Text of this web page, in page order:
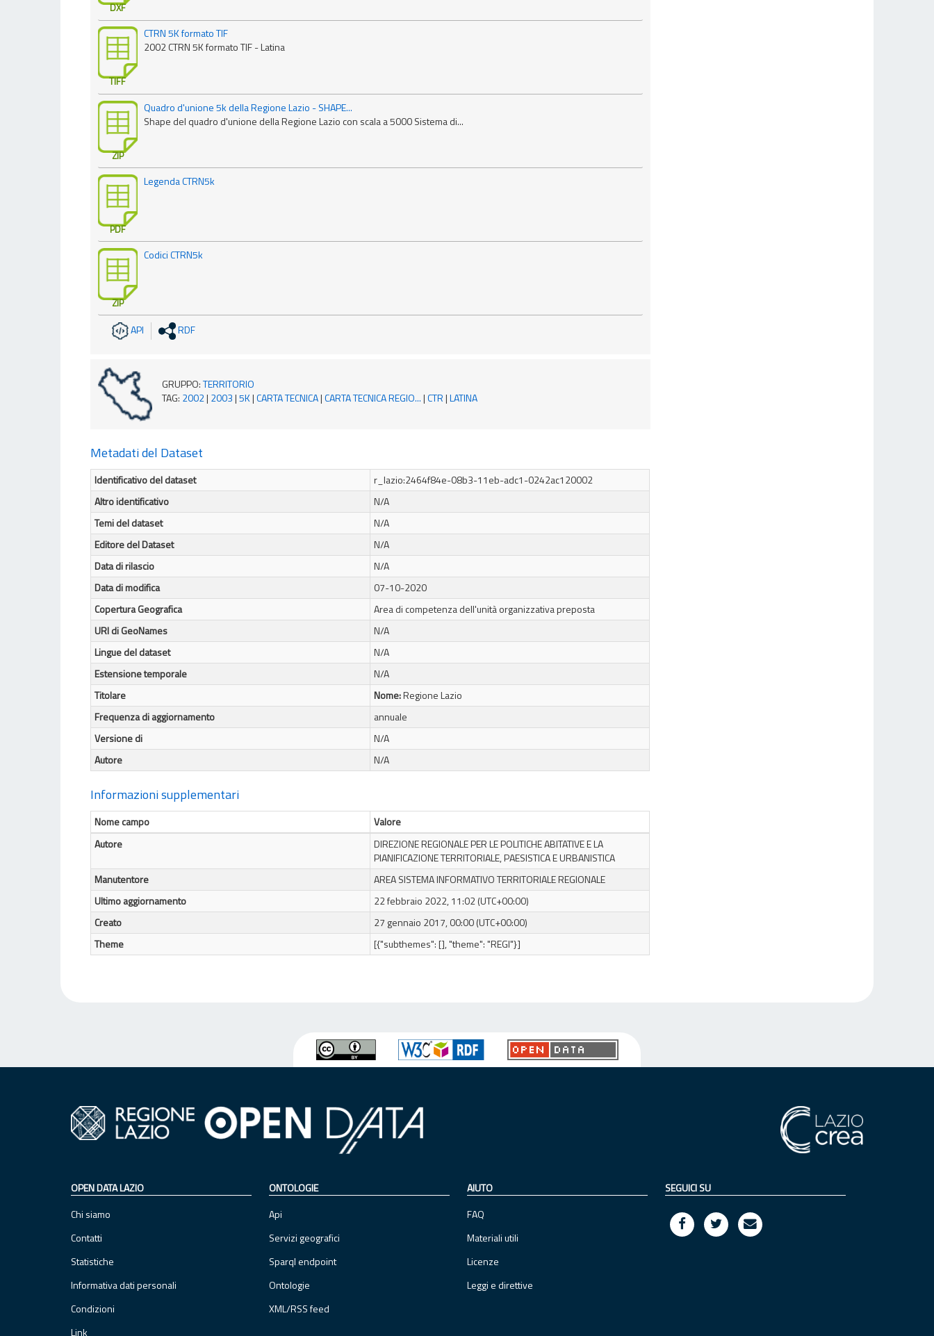
DXF
TIFF
CTRN 5K formato TIF
2002 CTRN 5K formato TIF - Latina
ZIP
Quadro d'unione 5k della Regione Lazio - SHAPE...
Shape del quadro d'unione della Regione Lazio con scala a 5000 Sistema di...
PDF
Legenda CTRN5k
ZIP
Codici CTRN5k
API RDF
GRUPPO:TERRITORIO
TAG: 2002| 2003|5K|CARTA TECNICA|CARTA TECNICA REGIO...|CTR|LATINA
Metadati del Dataset
Identificativo del dataset
r_lazio:2464f84e-08b3-11eb-adc1-0242ac120002
Altro identificativo
N/A
Temi del dataset
N/A
Editore del Dataset
N/A
Data di rilascio
N/A
Data di modifica
07-10-2020
Copertura Geografica
Area di competenza dell'unità organizzativa preposta
URI di GeoNames
N/A
Lingue del dataset
N/A
Estensione temporale
N/A
Titolare
Nome:Regione Lazio
Frequenza di aggiornamento
annuale
Versione di
N/A
Autore
N/A
Informazioni supplementari
Nome campo
Valore
Autore
DIREZIONE REGIONALE PER LE POLITICHE ABITATIVE E LA
PIANIFICAZIONE TERRITORIALE, PAESISTICA E URBANISTICA
Manutentore
AREA SISTEMA INFORMATIVO TERRITORIALE REGIONALE
Ultimo aggiornamento
22 febbraio 2022, 11:02 (UTC+00:00)
Creato
27 gennaio 2017, 00:00 (UTC+00:00)
Theme
[{"subthemes": [], "theme": "REGI"}]
OPEN DATA LAZIO
Chi siamo
Contatti
Statistiche
Informativa dati personali
Condizioni
Link
ONTOLOGIE
Api
Servizi geografici
Sparql endpoint
Ontologie
XML/RSS feed
AIUTO
FAQ
Materiali utili
Licenze
Leggi e direttive
SEGUICI SU